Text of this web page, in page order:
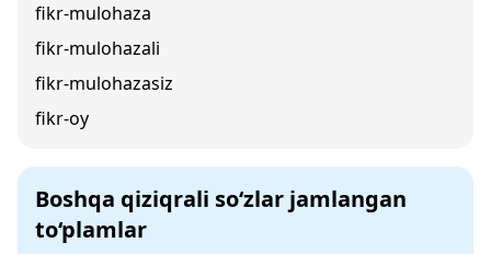
fikr-mulohaza
fikr-mulohazali
fikr-mulohazasiz
fikr-oy
Boshqa qiziqrali so‘zlar jamlangan
to‘plamlar